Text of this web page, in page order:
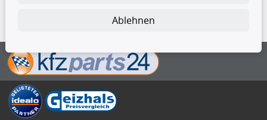
und/oder diese Handlungen durch Dritte ausführen zu lassen. Ein
Zuwiderhandeln stellt eine Urheberrechtsverletzung dar und wird verfolgt.
Bitte prüfen Sie, ob das über unseren Onlineshop identifizierte Ersatzteil
auch tatsächlich dem gesuchten Ersatzteil entspricht.
Ablehnen